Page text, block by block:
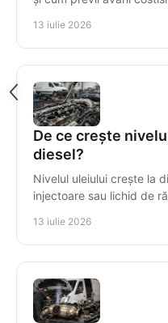
13 iulie 2026
De ce crește
diesel?
Nivelul uleiului crește la
injectoare sau lichid de
13 iulie 2026